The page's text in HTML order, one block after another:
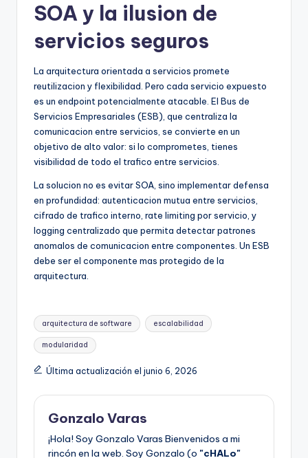
SOA y la ilusion de
servicios seguros
La arquitectura orientada a servicios promete
reutilizacion y flexibilidad. Pero cada servicio expuesto
es un endpoint potencialmente atacable. El Bus de
Servicios Empresariales (ESB), que centraliza la
comunicacion entre servicios, se convierte en un
objetivo de alto valor: si lo comprometes, tienes
visibilidad de todo el trafico entre servicios.
La solucion no es evitar SOA, sino implementar defensa
en profundidad: autenticacion mutua entre servicios,
cifrado de trafico interno, rate limiting por servicio, y
logging centralizado que permita detectar patrones
anomalos de comunicacion entre componentes. Un ESB
debe ser el componente mas protegido de la
arquitectura.
Etiquetas:
arquitectura de software escalabilidad
modularidad
Última actualización el junio 6, 2026
Gonzalo Varas
¡Hola! Soy Gonzalo Varas Bienvenidos a mi
rincón en la web. Soy Gonzalo (o "cHALo"